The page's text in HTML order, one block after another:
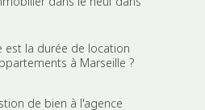
est la durée de location
à Marseille ?
de bien à l'agence